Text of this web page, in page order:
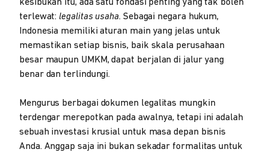
kesibukan itu, ada satu fondasi penting yang tak boleh
terlewat: legalitas usaha. Sebagai negara hukum,
Indonesia memiliki aturan main yang jelas untuk
memastikan setiap bisnis, baik skala perusahaan
besar maupun UMKM, dapat berjalan di jalur yang
benar dan terlindungi.
Mengurus berbagai dokumen legalitas mungkin
terdengar merepotkan pada awalnya, tetapi ini adalah
sebuah investasi krusial untuk masa depan bisnis
Anda. Anggap saja ini bukan sekadar formalitas untuk